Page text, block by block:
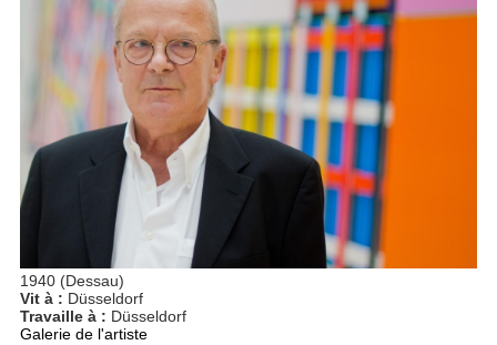
1940 (Dessau)
Vit à : Düsseldorf
Travaille à : Düsseldorf
Galerie de l'artiste